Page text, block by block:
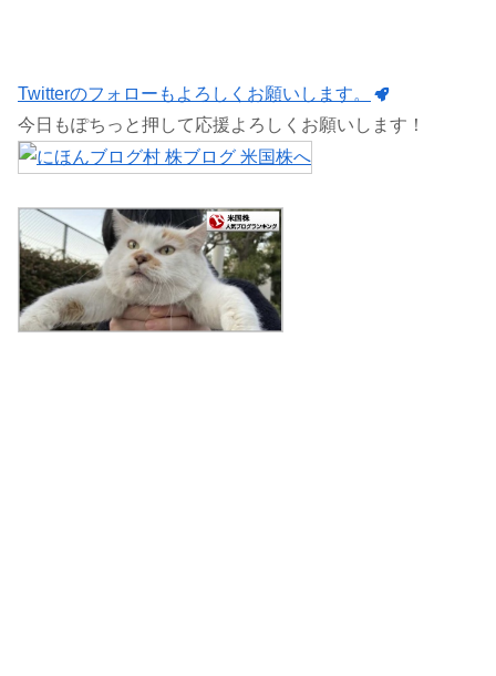
Twitterのフォローもよろしくお願いします。
今日もぽちっと押して応援よろしくお願いします！